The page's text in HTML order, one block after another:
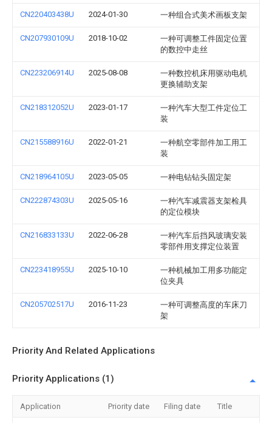
CN220403438U 2024-01-30 一种组合式美术画板支架
CN207930109U 2018-10-02
一种可调整工件固定位置
的数控中走丝
CN223206914U 2025-08-08
一种数控机床用驱动电机
更换辅助支架
CN218312052U 2023-01-17
一种汽车大型工件定位工
装
CN215588916U 2022-01-21
一种航空零部件加工用工
装
CN218964105U 2023-05-05 一种电钻钻头固定架
CN222874303U 2025-05-16
一种汽车减震器支架检具
的定位模块
CN216833133U 2022-06-28
一种汽车后挡风玻璃安装
零部件用支撑定位装置
CN223418955U 2025-10-10
一种机械加工用多功能定
位夹具
CN205702517U 2016-11-23
一种可调整高度的车床刀
架
Priority And Related Applications
Priority Applications (1)
Application Priority date Filing date Title